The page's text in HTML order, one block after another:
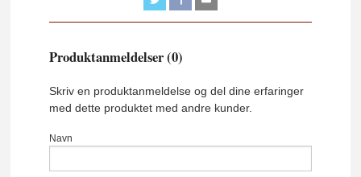
Produktanmeldelser (0)
Skriv en produktanmeldelse og del dine erfaringer
med dette produktet med andre kunder.
Navn